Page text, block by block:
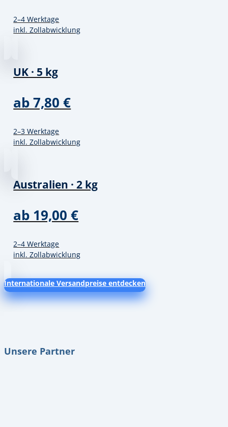
2–4 Werktage
inkl. Zollabwicklung
UK · 5 kg
ab 7,80 €
2–3 Werktage
inkl. Zollabwicklung
Australien · 2 kg
ab 19,00 €
2–4 Werktage
inkl. Zollabwicklung
Internationale Versandpreise entdecken
Unsere Partner